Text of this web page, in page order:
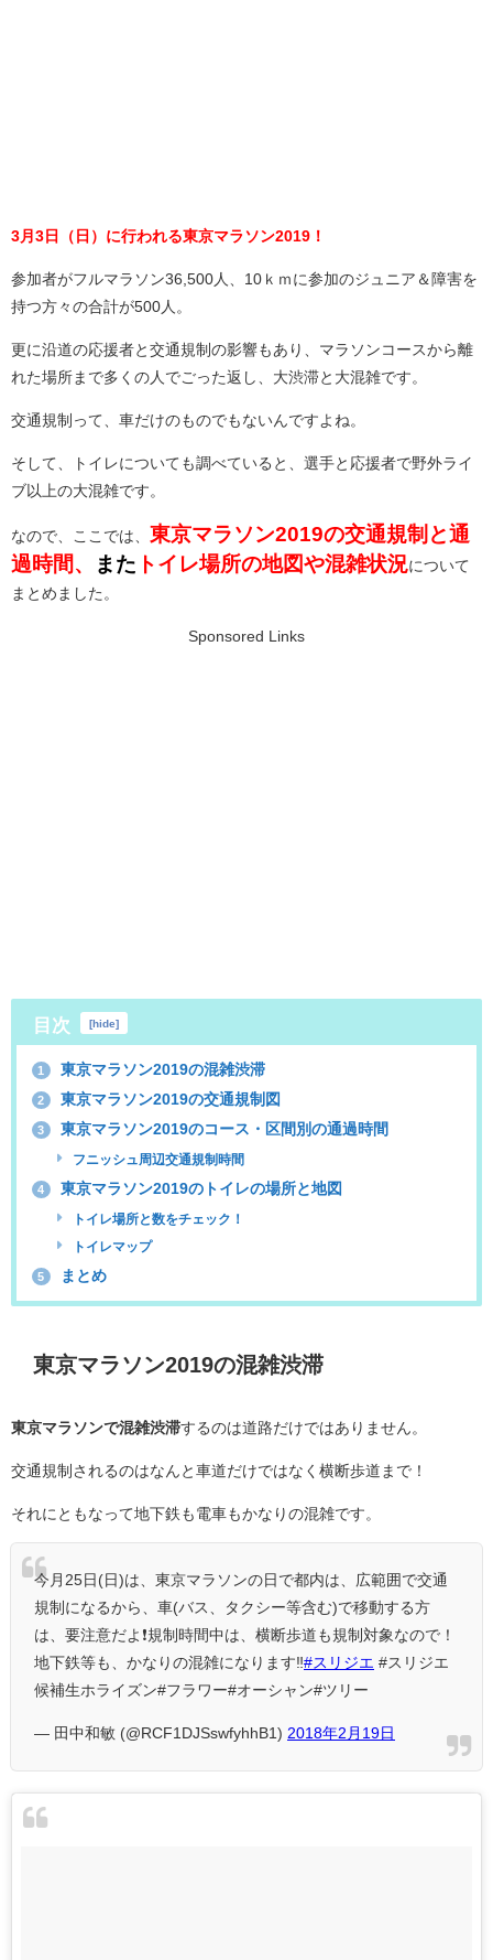
3月3日（日）に行われる東京マラソン2019！
参加者がフルマラソン36,500人、10ｋｍに参加のジュニア＆障害を
持つ方々の合計が500人。
更に沿道の応援者と交通規制の影響もあり、マラソンコースから離
れた場所まで多くの人でごった返し、大渋滞と大混雑です。
交通規制って、車だけのものでもないんですよね。
そして、トイレについても調べていると、選手と応援者で野外ライ
ブ以上の大混雑です。
なので、ここでは、 東京マラソン2019の交通規制と通
過時間、
また トイレ場所の地図や混雑状況について
まとめました。
Sponsored Links
目次 [hide]
1 東京マラソン2019の混雑渋滞
2 東京マラソン2019の交通規制図
3 東京マラソン2019のコース・区間別の通過時間
フニッシュ周辺交通規制時間
4 東京マラソン2019のトイレの場所と地図
トイレ場所と数をチェック！
トイレマップ
5 まとめ
東京マラソン2019の混雑渋滞
東京マラソンで混雑渋滞するのは道路だけではありません。
交通規制されるのはなんと車道だけではなく横断歩道まで！
それにともなって地下鉄も電車もかなりの混雑です。
今月25日(日)は、東京マラソンの日で都内は、広範囲で交通
規制になるから、車(バス、タクシー等含む)で移動する方
は、要注意だよ❗規制時間中は、横断歩道も規制対象なので！
地下鉄等も、かなりの混雑になります‼#スリジエ #スリジエ
候補生ホライズン#フラワー#オーシャン#ツリー
— 田中和敏 (@RCF1DJSswfyhhB1) 2018年2月19日